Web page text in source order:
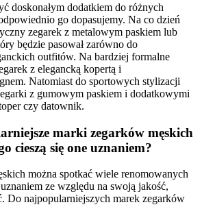
doskonałym dodatkiem do różnych
go dopasujemy. Na co dzień
zegarek z metalowym paskiem lub
będzie pasował zarówno do
outfitów. Na bardziej formalne
z elegancką kopertą i
Natomiast do sportowych stylizacji
z gumowym paskiem i dodatkowymi
czy datownik.
marki zegarków męskich
cieszą się one uznaniem?
można spotkać wiele renomowanych
ze względu na swoją jakość,
Do najpopularniejszych marek zegarków